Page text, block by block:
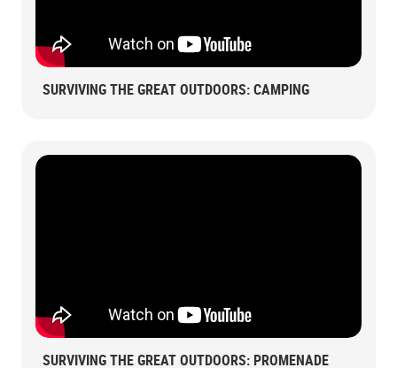
SURVIVING THE GREAT OUTDOORS: CAMPING
SURVIVING THE GREAT OUTDOORS: PROMENADE